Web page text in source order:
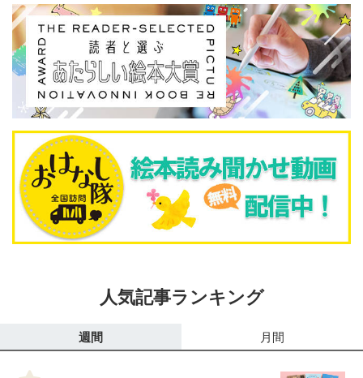
人気記事ランキング
週間 月間